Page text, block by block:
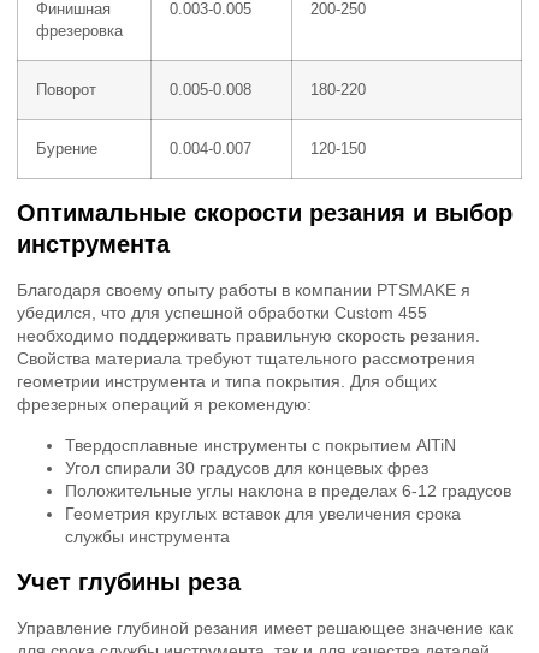
Финишная
фрезеровка
0.003-0.005 200-250
Поворот 0.005-0.008 180-220
Бурение 0.004-0.007 120-150
Оптимальные скорости резания и выбор
инструмента
Благодаря своему опыту работы в компании PTSMAKE я
убедился, что для успешной обработки Custom 455
необходимо поддерживать правильную скорость резания.
Свойства материала требуют тщательного рассмотрения
геометрии инструмента и типа покрытия. Для общих
фрезерных операций я рекомендую:
Твердосплавные инструменты с покрытием AlTiN
Угол спирали 30 градусов для концевых фрез
Положительные углы наклона в пределах 6-12 градусов
Геометрия круглых вставок для увеличения срока
службы инструмента
Учет глубины реза
Управление глубиной резания имеет решающее значение как